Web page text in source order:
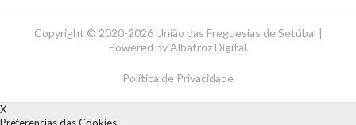
Copyright © 2020-2026 União das Freguesias de Setúbal |
Powered byAlbatroz Digital.
Política de Privacidade
X